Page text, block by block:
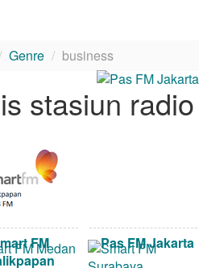
Genre business
stasiun radio
FM
Pas FM Jakarta